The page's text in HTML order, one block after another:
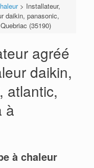
> Installateur,
daikin, panasonic,
(35190)
agréé
daikin,
atlantic,
à
à chaleur